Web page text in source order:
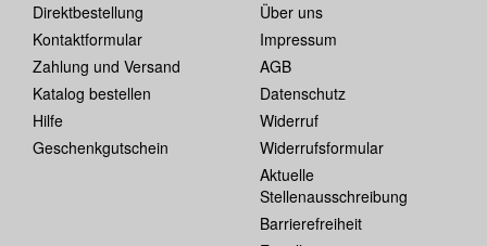
Direktbestellung
Kontaktformular
Zahlung und Versand
Katalog bestellen
Hilfe
Geschenkgutschein
Über uns
Impressum
AGB
Datenschutz
Widerruf
Widerrufsformular
Aktuelle
Stellenausschreibung
Barrierefreiheit